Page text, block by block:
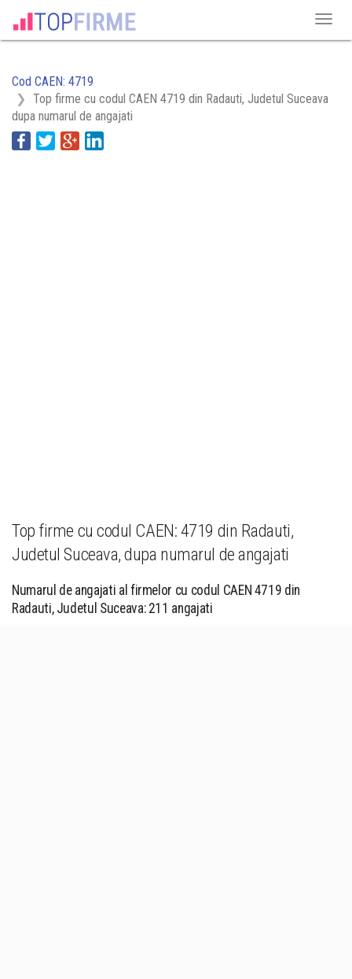
Cod CAEN: 4719
Top firme cu codul CAEN 4719 din Radauti, Judetul Suceava
dupa numarul de angajati
Top firme cu codul CAEN: 4719 din Radauti,
Judetul Suceava, dupa numarul de angajati
Numarul de angajati al firmelor cu codul CAEN 4719 din
Radauti, Judetul Suceava: 211 angajati